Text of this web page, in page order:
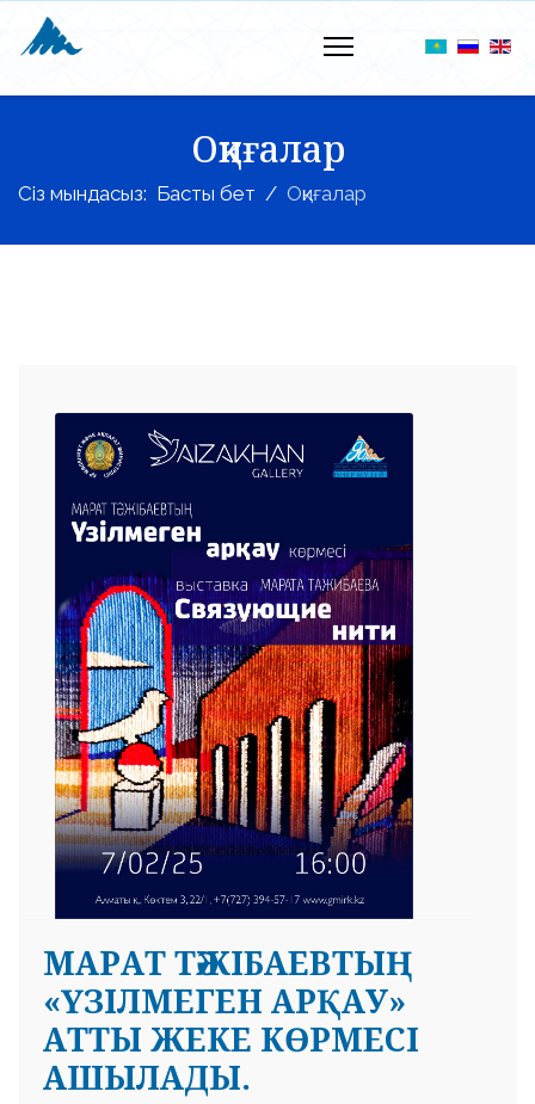
Оқиғалар
Сіз мындасыз: Басты бет Оқиғалар
МАРАТ ТӘЖІБАЕВТЫҢ
«ҮЗІЛМЕГЕН АРҚАУ»
АТТЫ ЖЕКЕ КӨРМЕСІ
АШЫЛАДЫ.